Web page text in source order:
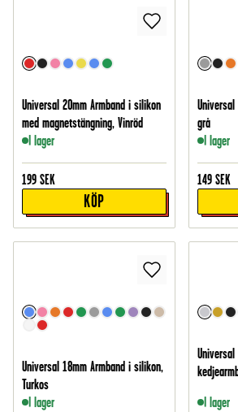
Universal 20mm Armband i silikon
med magnetstängning, Vinröd
I lager
199 SEK
KÖP
grå
I lager
149 SEK
Universal 18mm Armband i silikon,
Turkos
I lager
I lager